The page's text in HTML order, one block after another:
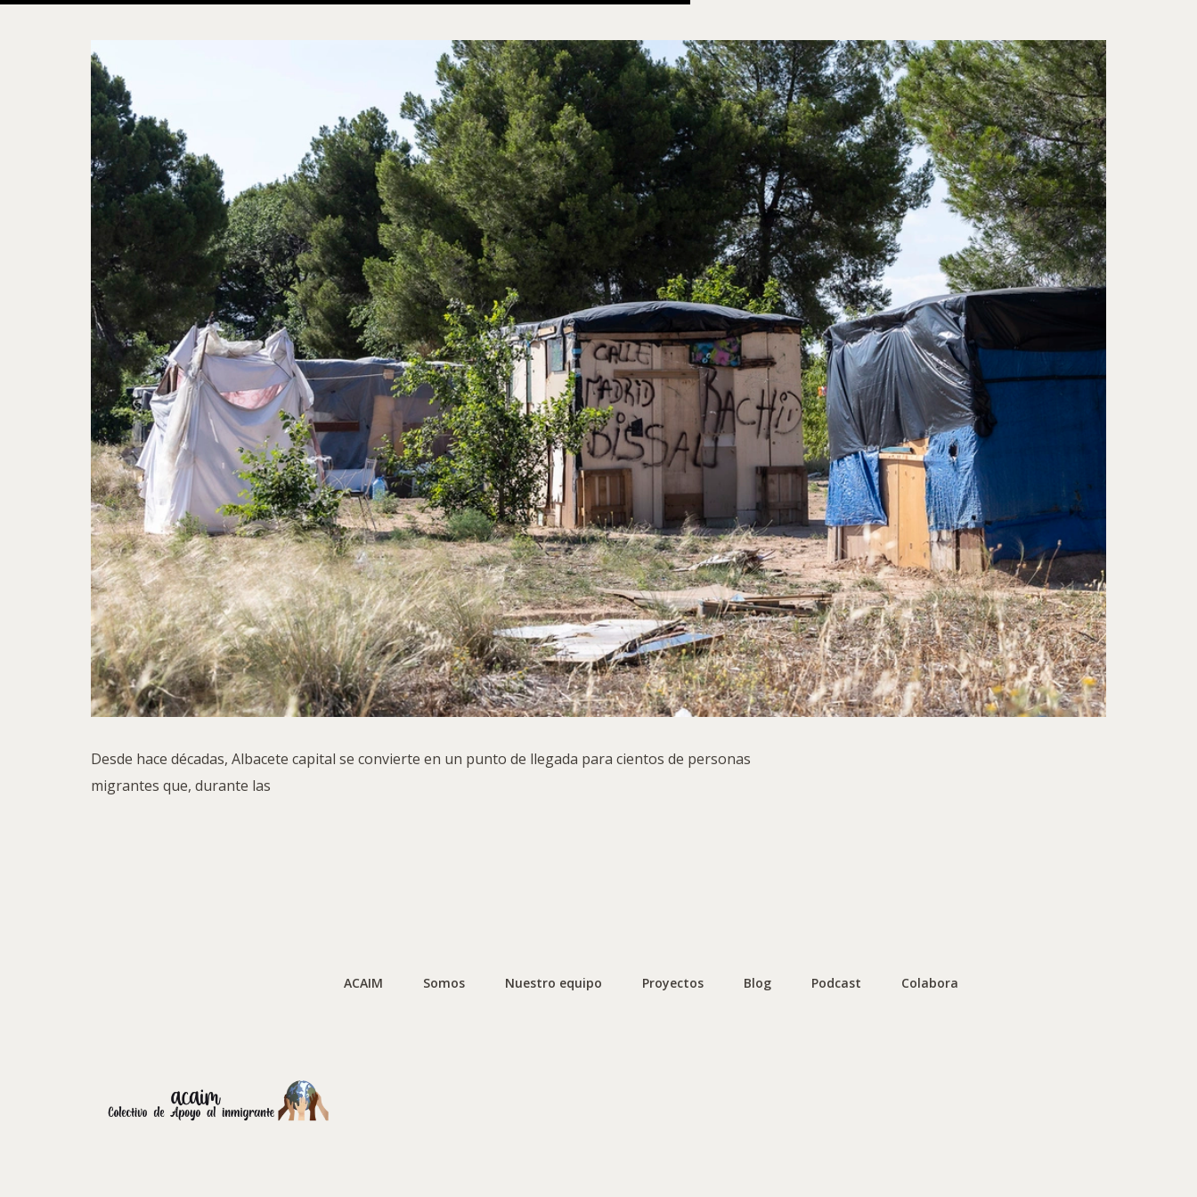
Desde hace décadas, Albacete capital se convierte en un punto de llegada para cientos de personas
migrantes que, durante las
ACAIM Somos Nuestro equipo Proyectos Blog Podcast Colabora